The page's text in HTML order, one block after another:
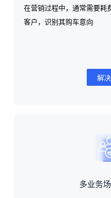
在营销过程中，通常需要耗
客户，识别其购车意向
解
多业务